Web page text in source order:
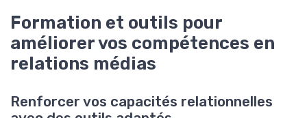
Formation et outils pour
améliorer vos compétences en
relations médias
Renforcer vos capacités relationnelles